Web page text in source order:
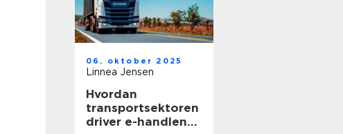
06. oktober 2025
Linnea Jensen
Hvordan
transportsektoren
driver e-handlens